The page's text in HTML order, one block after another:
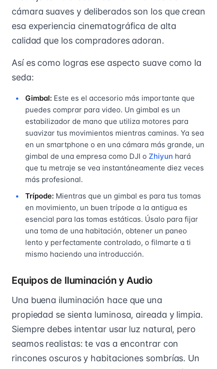
cámara suaves y deliberados son los que crean
esa experiencia cinematográfica de alta
calidad que los compradores adoran.
Así es como logras ese aspecto suave como la
seda:
Gimbal: Este es el accesorio más importante que
puedes comprar para video. Un gimbal es un
estabilizador de mano que utiliza motores para
suavizar tus movimientos mientras caminas. Ya sea
en un smartphone o en una cámara más grande, un
gimbal de una empresa como DJI o Zhiyun hará
que tu metraje se vea instantáneamente diez veces
más profesional.
Trípode: Mientras que un gimbal es para tus tomas
en movimiento, un buen trípode a la antigua es
esencial para las tomas estáticas. Úsalo para fijar
una toma de una habitación, obtener un paneo
lento y perfectamente controlado, o filmarte a ti
mismo haciendo una introducción.
Equipos de Iluminación y Audio
Una buena iluminación hace que una
propiedad se sienta luminosa, aireada y limpia.
Siempre debes intentar usar luz natural, pero
seamos realistas: te vas a encontrar con
rincones oscuros y habitaciones sombrías. Un